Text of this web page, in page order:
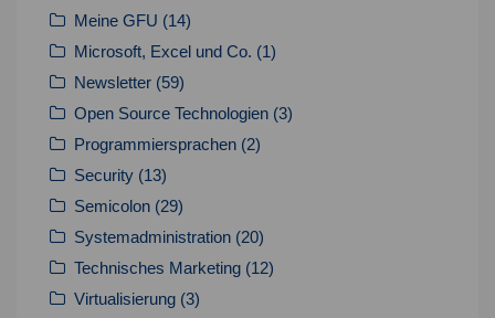
Meine GFU (14)
Microsoft, Excel und Co. (1)
Newsletter (59)
Open Source Technologien (3)
Programmiersprachen (2)
Security (13)
Semicolon (29)
Systemadministration (20)
Technisches Marketing (12)
Virtualisierung (3)